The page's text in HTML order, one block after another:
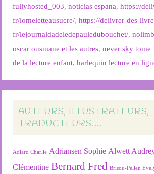
fullyhosted_003,noticias espana,https://
fr/lomeletteausucre/,https://delivrer-des-
fr/lejournaldadeledepauledubouchet/,
oscar ousmane et les autres,never sky tome
de la lecture enfant,harlequin lecture en
AUTEURS, ILLUSTRATEURS,
TRADUCTEURS….
Adlard Charlie Adriansen Sophie Alwett
Clémentine Bernard Fred Brisou-Pellen